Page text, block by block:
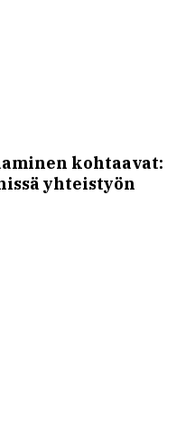
kohtaavat:
yhteistyön